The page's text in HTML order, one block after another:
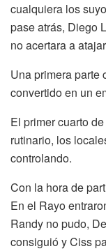
cualquiera los
pase atrás, Diego
no acertara a
Una primera parte
convertido en un
El primer cuarto
rutinario, los
controlando.
Con la hora de
En el Rayo
Randy no pudo,
consiguió y Ciss